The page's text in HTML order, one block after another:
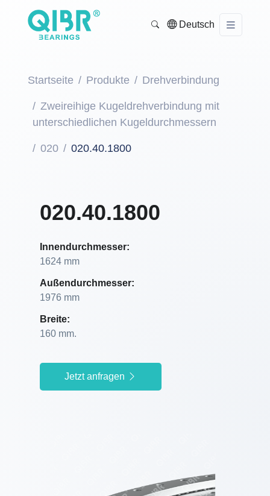
Deutsch
Startseite Produkte Drehverbindung
Zweireihige Kugeldrehverbindung mit
unterschiedlichen Kugeldurchmessern
020 020.40.1800
020.40.1800
Innendurchmesser:
1624 mm
Außendurchmesser:
1976 mm
Breite:
160 mm.
Jetzt anfragen